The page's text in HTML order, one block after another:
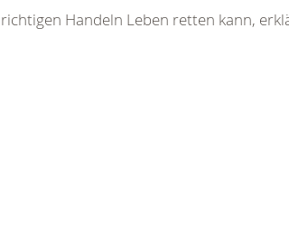
Handeln Leben retten kann,